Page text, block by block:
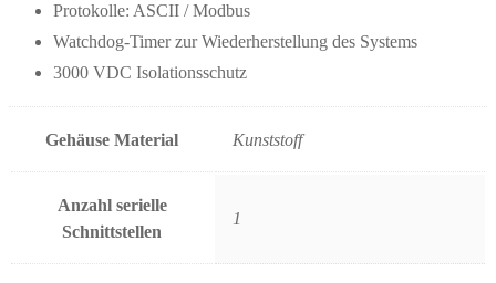
Protokolle: ASCII / Modbus
Watchdog-Timer zur Wiederherstellung des Systems
3000 VDC Isolationsschutz
Gehäuse Material Kunststoff
Anzahl serielle
Schnittstellen
1